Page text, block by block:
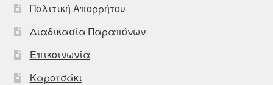
Πολιτική Απορρήτου
Διαδικασία Παραπόνων
Επικοινωνία
Καροτσάκι